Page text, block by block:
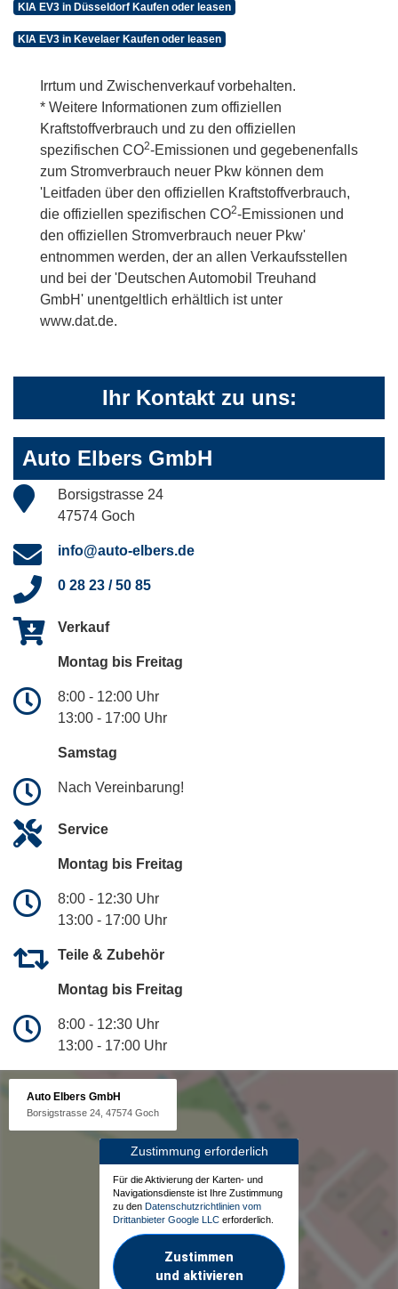
KIA EV3 in Düsseldorf Kaufen oder leasen
KIA EV3 in Kevelaer Kaufen oder leasen
Irrtum und Zwischenverkauf vorbehalten.
* Weitere Informationen zum offiziellen
Kraftstoffverbrauch und zu den offiziellen
spezifischen CO2-Emissionen und gegebenenfalls
zum Stromverbrauch neuer Pkw können dem
'Leitfaden über den offiziellen Kraftstoffverbrauch,
die offiziellen spezifischen CO2-Emissionen und
den offiziellen Stromverbrauch neuer Pkw'
entnommen werden, der an allen Verkaufsstellen
und bei der 'Deutschen Automobil Treuhand
GmbH' unentgeltlich erhältlich ist unter
www.dat.de.
Ihr Kontakt zu uns:
Auto Elbers GmbH
Borsigstrasse 24
47574 Goch
info@auto-elbers.de
0 28 23 / 50 85
Verkauf
Montag bis Freitag
8:00 - 12:00 Uhr
13:00 - 17:00 Uhr
Samstag
Nach Vereinbarung!
Service
Montag bis Freitag
8:00 - 12:30 Uhr
13:00 - 17:00 Uhr
Teile & Zubehör
Montag bis Freitag
8:00 - 12:30 Uhr
13:00 - 17:00 Uhr
Auto Elbers GmbH
Borsigstrasse 24, 47574 Goch
Zustimmung erforderlich
Für die Aktivierung der Karten- und
Navigationsdienste ist Ihre Zustimmung
zu den Datenschutzrichtlinien vom
Drittanbieter Google LLC erforderlich.
Zustimmen
und aktivieren